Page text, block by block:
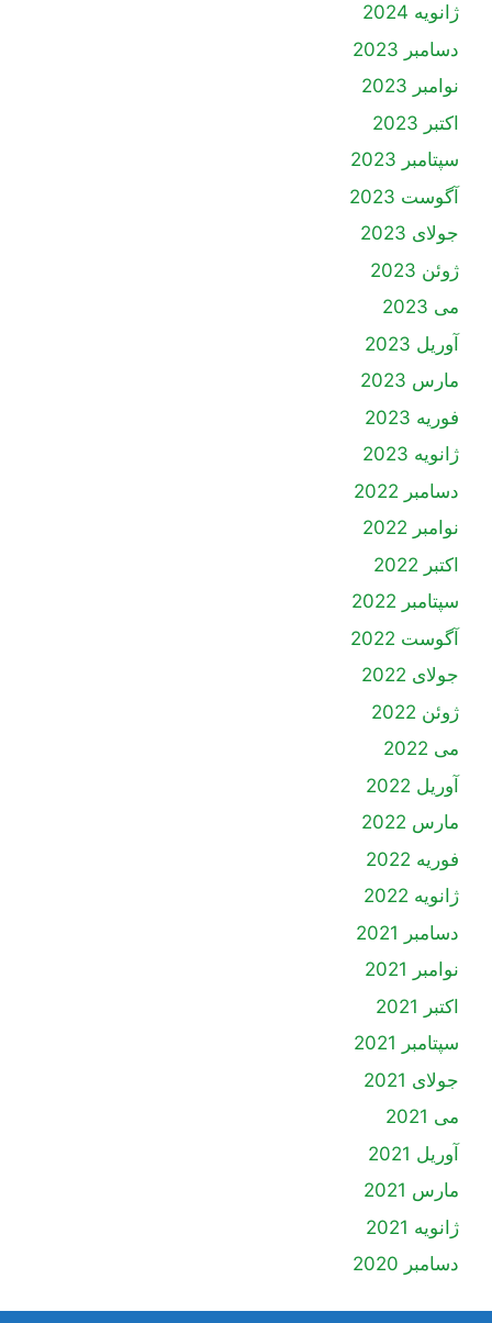
ژانویه 2024
دسامبر 2023
نوامبر 2023
اکتبر 2023
سپتامبر 2023
آگوست 2023
جولای 2023
ژوئن 2023
می 2023
آوریل 2023
مارس 2023
فوریه 2023
ژانویه 2023
دسامبر 2022
نوامبر 2022
اکتبر 2022
سپتامبر 2022
آگوست 2022
جولای 2022
ژوئن 2022
می 2022
آوریل 2022
مارس 2022
فوریه 2022
ژانویه 2022
دسامبر 2021
نوامبر 2021
اکتبر 2021
سپتامبر 2021
جولای 2021
می 2021
آوریل 2021
مارس 2021
ژانویه 2021
دسامبر 2020